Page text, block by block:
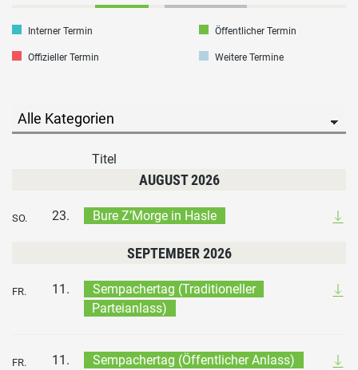
Interner Termin Öffentlicher Termin
Offizieller Termin Weitere Termine
Titel
AUGUST 2026
SO. 23. Bure Z’Morge in Hasle
SEPTEMBER 2026
FR. 11.
Sempachertag (Traditioneller
Parteianlass)
FR. 11. Sempachertag (Öffentlicher Anlass)